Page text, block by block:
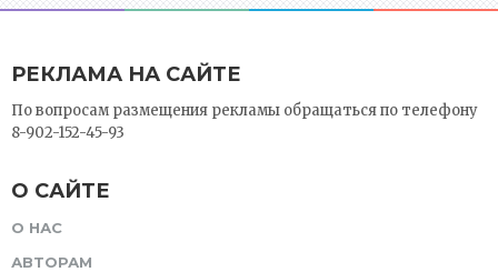
РЕКЛАМА НА САЙТЕ
По вопросам размещения рекламы обращаться по телефону
8-902-152-45-93
О САЙТЕ
О НАС
АВТОРАМ